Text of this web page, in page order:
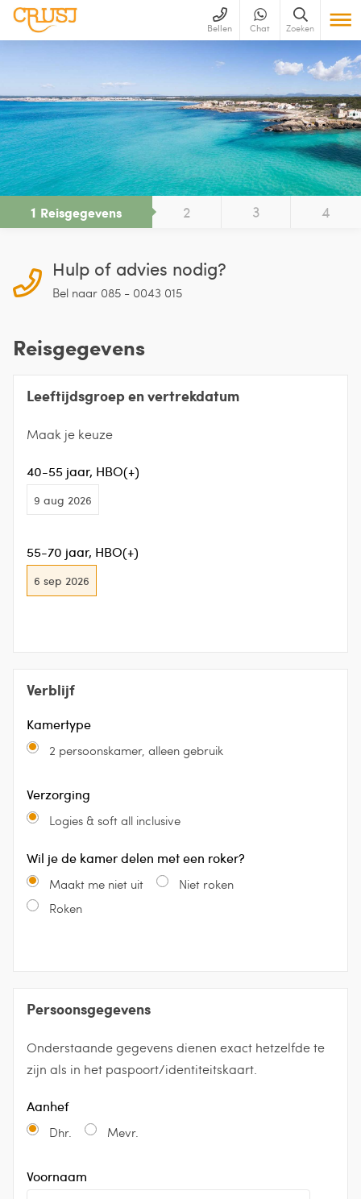
Bellen Chat Zoeken
1 Reisgegevens 2 3 4
Hulp of advies nodig?
Bel naar 085 - 0043 015
Reisgegevens
Leeftijdsgroep en vertrekdatum
Maak je keuze
40-55 jaar, HBO(+)
9 aug 2026
55-70 jaar, HBO(+)
6 sep 2026
Verblijf
Kamertype
2 persoonskamer, alleen gebruik
Verzorging
Logies & soft all inclusive
Wil je de kamer delen met een roker?
Maakt me niet uit
Niet roken
Roken
Persoonsgegevens
Onderstaande gegevens dienen exact hetzelfde te
zijn als in het paspoort/identiteitskaart.
Aanhef
Dhr. Mevr.
Voornaam